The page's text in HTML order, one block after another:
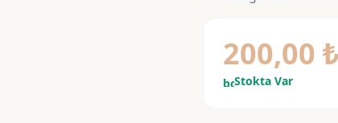
200,00 ₺
boltStokta Var